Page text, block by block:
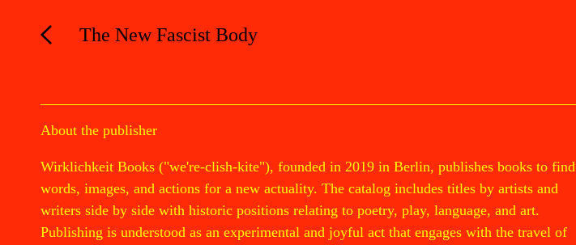
The New Fascist Body
About the publisher
Wirklichkeit Books ("we're-clish-kite"), founded in 2019 in Berlin, publishes books to find
words, images, and actions for a new actuality. The catalog includes titles by artists and
writers side by side with historic positions relating to poetry, play, language, and art.
Publishing is understood as an experimental and joyful act that engages with the travel of